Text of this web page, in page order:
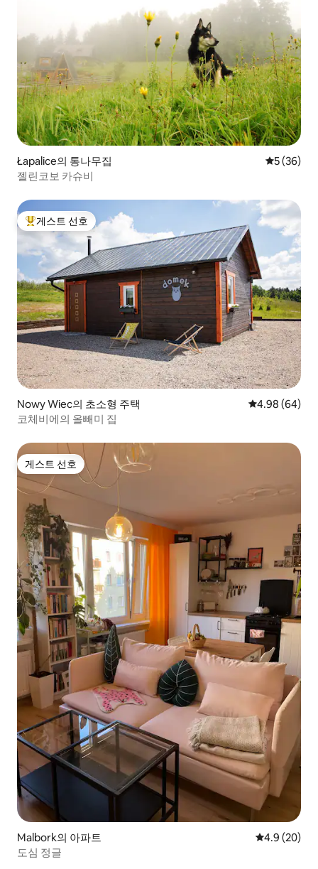
Łapalice의 통나무집 평점 5점(5
5 (36)
젤린코보 카슈비
상위 게스트 선호
게스트 선호
Nowy Wiec의 초소형 주택 평점 4.98점(5
4.98 (64)
코체비에의 올빼미 집
게스트 선호
게스트 선호
Malbork의 아파트 평점 4.9점(5
4.9 (20)
도심 정글